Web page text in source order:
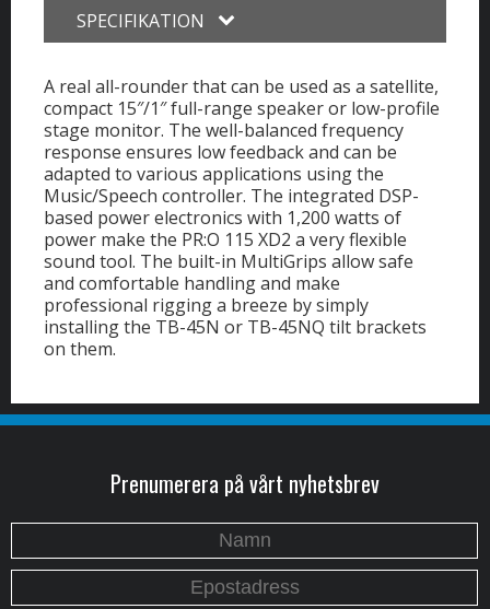
SPECIFIKATION
A real all-rounder that can be used as a satellite,
compact 15″/1″ full-range speaker or low-profile
stage monitor. The well-balanced frequency
response ensures low feedback and can be
adapted to various applications using the
Music/Speech controller. The integrated DSP-
based power electronics with 1,200 watts of
power make the PR:O 115 XD2 a very flexible
sound tool. The built-in MultiGrips allow safe
and comfortable handling and make
professional rigging a breeze by simply
installing the TB-45N or TB-45NQ tilt brackets
on them.
Prenumerera på vårt nyhetsbrev